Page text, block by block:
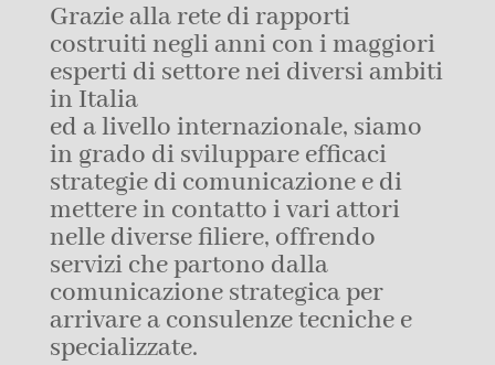
Grazie alla rete di rapporti
costruiti negli anni con i maggiori
esperti di settore nei diversi ambiti
in Italia
ed a livello internazionale, siamo
in grado di sviluppare efficaci
strategie di comunicazione e di
mettere in contatto i vari attori
nelle diverse filiere, offrendo
servizi che partono dalla
comunicazione strategica per
arrivare a consulenze tecniche e
specializzate.